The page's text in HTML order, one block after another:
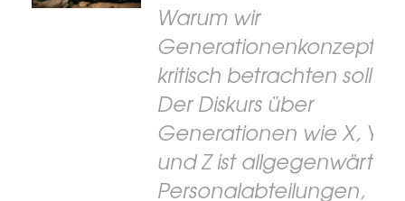
Warum wir
Generationenkonzepte
kritisch betrachten sollten
Der Diskurs über
Generationen wie X, Y
und Z ist allgegenwärtig.
Personalabteilungen,